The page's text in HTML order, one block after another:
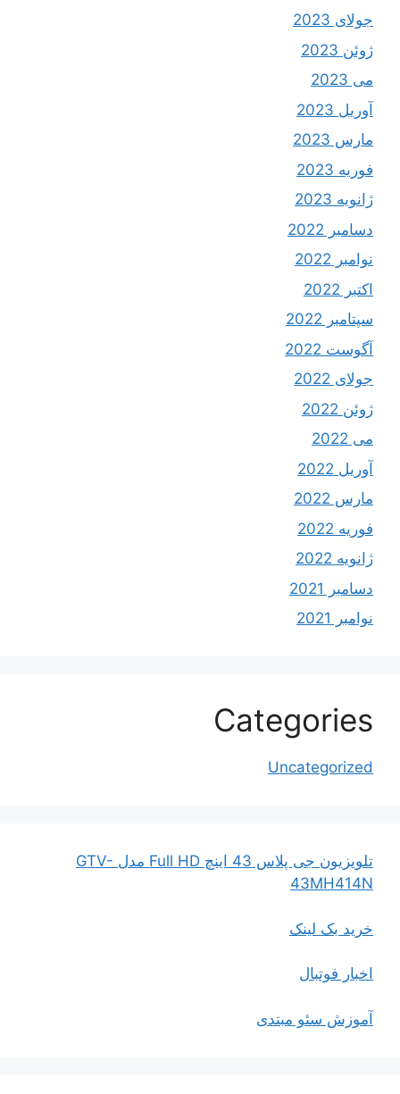
جولای 2023
ژوئن 2023
می 2023
آوریل 2023
مارس 2023
فوریه 2023
ژانویه 2023
دسامبر 2022
نوامبر 2022
اکتبر 2022
سپتامبر 2022
آگوست 2022
جولای 2022
ژوئن 2022
می 2022
آوریل 2022
مارس 2022
فوریه 2022
ژانویه 2022
دسامبر 2021
نوامبر 2021
Categories
Uncategorized
تلویزیون جی پلاس 43 اینچ Full HD مدل GTV-
43MH414N
خرید بک لینک
اخبار فوتبال
آموزش سئو مبتدی